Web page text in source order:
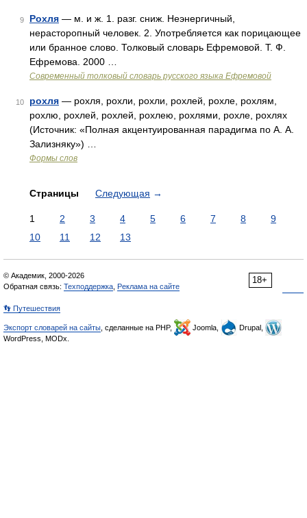
9 Рохля — м. и ж. 1. разг. сниж. Неэнергичный,
нерасторопный человек. 2. Употребляется как порицающее
или бранное слово. Толковый словарь Ефремовой. Т. Ф.
Ефремова. 2000 …
Современный толковый словарь русского языка Ефремовой
10 рохля — рохля, рохли, рохли, рохлей, рохле, рохлям,
рохлю, рохлей, рохлей, рохлею, рохлями, рохле, рохлях
(Источник: «Полная акцентуированная парадигма по А. А.
Зализняку») …
Формы слов
Страницы Следующая →
1 2 3 4 5 6 7 8
9
10
11 12 13
18+
© Академик, 2000-2026
Обратная связь: Техподдержка Реклама на сайте
👣 Путешествия
Экспорт словарей на сайты , сделанные на PHP, Joomla,
Drupal,
WordPress, MODx.